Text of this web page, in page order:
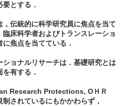
とする．
伝統的に科学研究員に焦点を当て
床科学者およびトランスレーショ
焦点を当てている．
ョナルリサーチは．基礎研究とは
有する．
Research Protections, OＨＲ
されているにもかかわらず，